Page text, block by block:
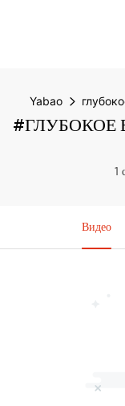
Yabao
#ГЛУБОКОЕ
1
Видео